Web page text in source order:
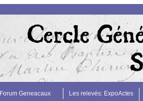
Forum Geneacaux Les relevés: ExpoActes